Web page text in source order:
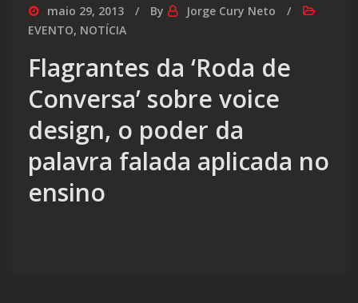
maio 29, 2013 By
Jorge Cury Neto
EVENTO, NOTÍCIA
Flagrantes da ‘Roda de
Conversa’ sobre voice
design, o poder da
palavra falada aplicada no
ensino